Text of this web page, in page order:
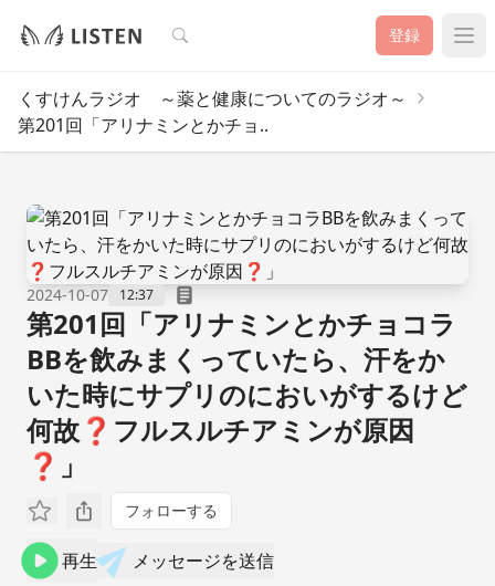
検索 登録
くすけんラジオ ～薬と健康についてのラジオ～
第201回「アリナミンとかチョ..
2024-10-07 12:37
第201回「アリナミンとかチョコラ
BBを飲みまくっていたら、汗をか
いた時にサプリのにおいがするけど
何故❓フルスルチアミンが原因
❓」
フォローする
再生 メッセージを送信